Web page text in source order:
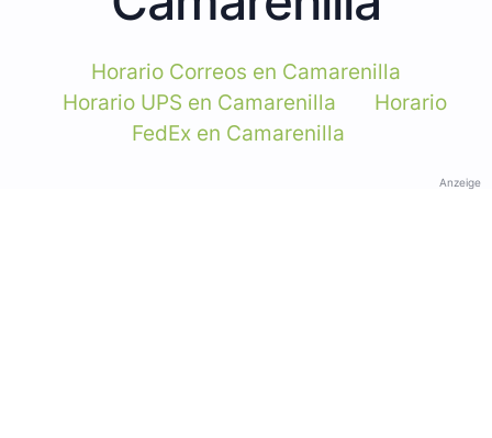
Horario Correos en Camarenilla
Horario UPS en Camarenilla
Horario
FedEx en Camarenilla
Anzeige